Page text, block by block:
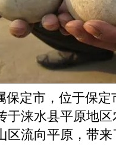
定市，位于保定
于涞水县平原地
区流向平原，带